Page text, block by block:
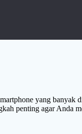
yang
penting agar Anda